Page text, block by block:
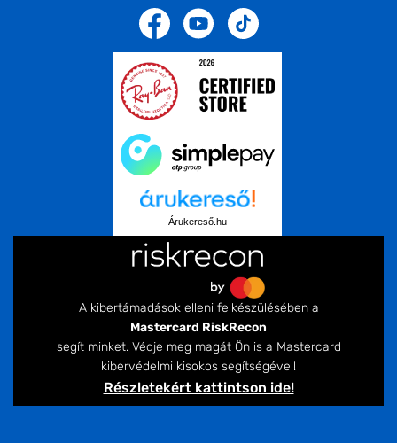
Árukereső.hu
A kibertámadások elleni felkészülésében a
Mastercard RiskRecon
segít minket. Védje meg magát Ön is a Mastercard
kibervédelmi kisokos segítségével!
Részletekért kattintson ide!